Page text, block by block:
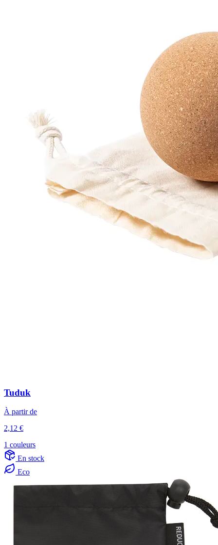
Tuduk
À partir de
2,12 €
1 couleurs
En stock
Eco